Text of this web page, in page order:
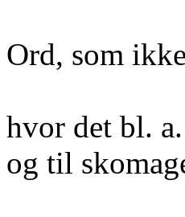
Ord, som
hvor det bl.
og til